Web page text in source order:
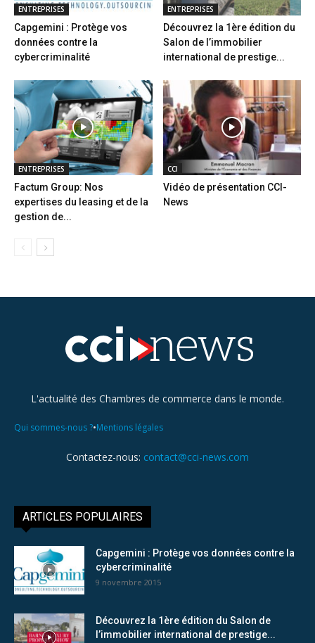
ENTREPRISES
Capgemini : Protège vos
données contre la
cybercriminalité
ENTREPRISES
Découvrez la 1ère édition du
Salon de l’immobilier
international de prestige...
ENTREPRISES
Factum Group: Nos
expertises du leasing et de la
gestion de...
CCI
Vidéo de présentation CCI-
News
L'actualité des Chambres de commerce dans le monde.
Qui sommes-nous ?•Mentions légales
Contactez-nous: contact@cci-news.com
ARTICLES POPULAIRES
Capgemini : Protège vos données contre la
cybercriminalité
9 novembre 2015
Découvrez la 1ère édition du Salon de
l’immobilier international de prestige...